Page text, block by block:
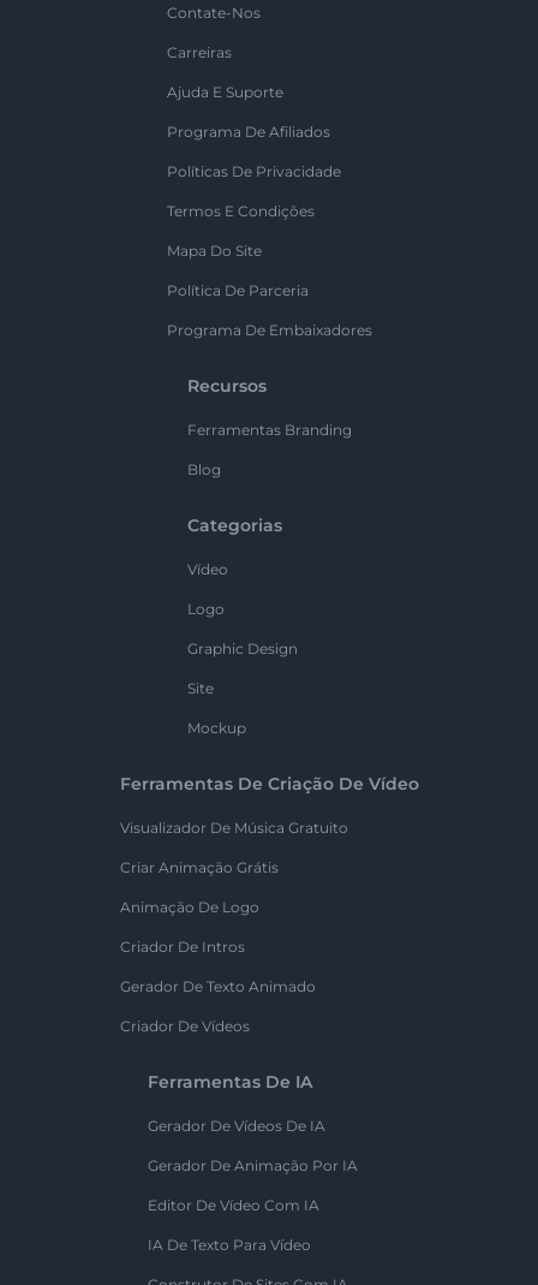
Contate-Nos
Carreiras
Ajuda E Suporte
Programa De Afiliados
Políticas De Privacidade
Termos E Condições
Mapa Do Site
Política De Parceria
Programa De Embaixadores
Recursos
Ferramentas Branding
Blog
Categorias
Vídeo
Logo
Graphic Design
Site
Mockup
Ferramentas De Criação De Vídeo
Visualizador De Música Gratuito
Criar Animação Grátis
Animação De Logo
Criador De Intros
Gerador De Texto Animado
Criador De Vídeos
Ferramentas De IA
Gerador De Vídeos De IA
Gerador De Animação Por IA
Editor De Vídeo Com IA
IA De Texto Para Vídeo